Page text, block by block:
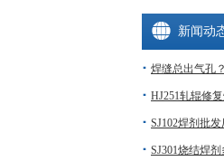
新闻动
焊缝总出气孔
HJ251轧辊修
SJ102焊剂批
SJ301烧结焊